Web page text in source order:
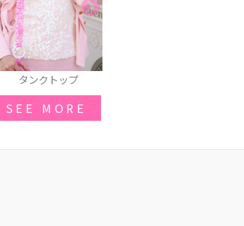
スカート
SEE MORE